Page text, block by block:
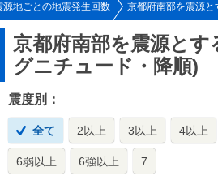
源地ごとの地震発生回数 京都府南部を震源
京都府南部を震源とす
グニチュード・降順)
震度別：
全て 2以上 3以上 4以上
6弱以上 6強以上 7